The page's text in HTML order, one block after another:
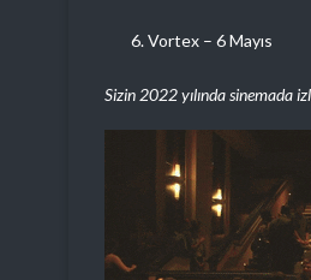
Vortex – 6 Mayıs
Sizin 2022 yılında sinemada